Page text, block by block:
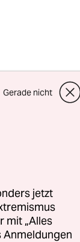
Gerade nicht
jetzt
mit „Alles
Anmeldungen